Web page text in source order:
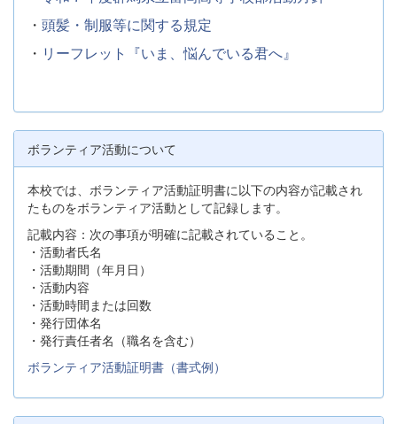
・ 頭髪・制服等に関する規定
・ リーフレット『いま、悩んでいる君へ』
ボランティア活動について
本校では、ボランティア活動証明書に以下の内容が記載され
たものをボランティア活動として記録します。
記載内容：次の事項が明確に記載されていること。
・活動者氏名
・活動期間（年月日）
・活動内容
・活動時間または回数
・発行団体名
・発行責任者名（職名を含む）
ボランティア活動証明書（書式例）